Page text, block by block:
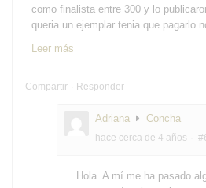
como finalista entre 300 y lo
queria un ejemplar tenia que pagarlo
Leer más
Compartir Responder
Adriana Concha
hace cerca de 4 años
Hola. A mí me ha pasado